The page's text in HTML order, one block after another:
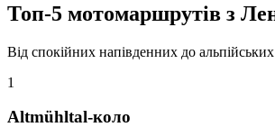
Топ-5 мотомаршрутів з
Від спокійних напівденних до
1
Altmühltal-коло